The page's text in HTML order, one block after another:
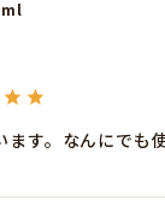
す。なんにでも